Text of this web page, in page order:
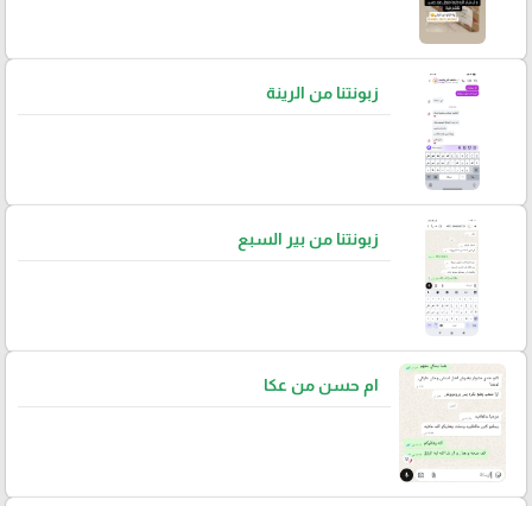
زبونتنا من الرينة
زبونتنا من بير السبع
ام حسن من عكا